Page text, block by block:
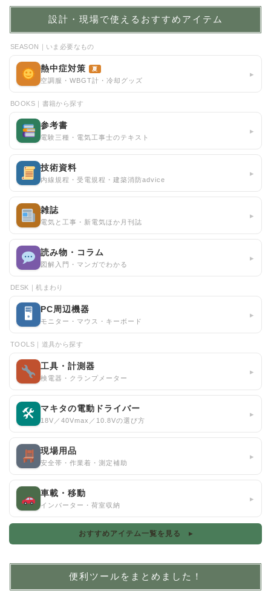
設計・現場で使えるおすすめアイテム
SEASON｜いま必要なもの
熱中症対策 夏
空調服・WBGT計・冷却グッズ
▸
BOOKS｜書籍から探す
参考書
電験三種・電気工事士のテキスト
▸
技術資料
内線規程・受電規程・建築消防advice
▸
雑誌
電気と工事・新電気ほか月刊誌
▸
読み物・コラム
図解入門・マンガでわかる
▸
DESK｜机まわり
🖥 PC周辺機器
モニター・マウス・キーボード
▸
TOOLS｜道具から探す
工具・計測器
検電器・クランプメーター
▸
🛠 マキタの電動ドライバー
18V／40Vmax／10.8Vの選び方
▸
現場用品
安全帯・作業着・測定補助
▸
車載・移動
インバーター・荷室収納
▸
おすすめアイテム一覧を見る ▸
便利ツールをまとめました！